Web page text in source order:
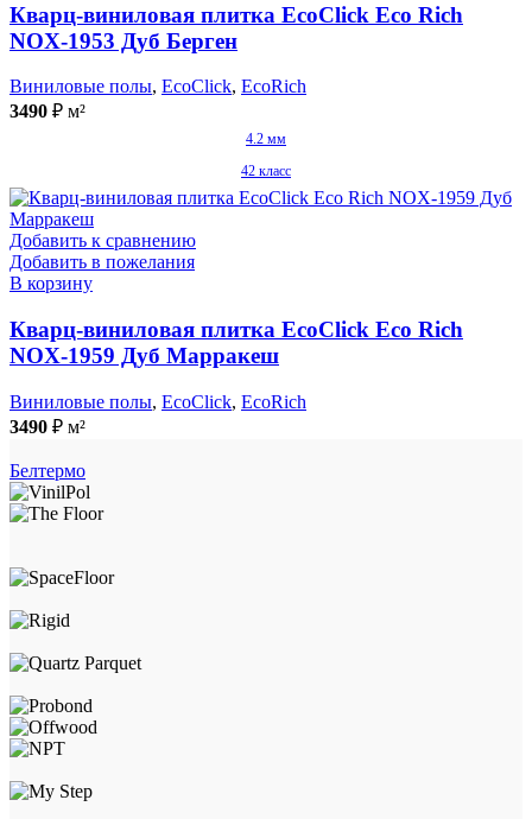
Кварц-виниловая плитка EcoClick Eco Rich
NOX-1953 Дуб Берген
Виниловые полы, EcoClick, EcoRich
3490 ₽ м²
4.2 мм
42 класс
Добавить к сравнению
Добавить в пожелания
В корзину
Кварц-виниловая плитка EcoClick Eco Rich
NOX-1959 Дуб Марракеш
Виниловые полы, EcoClick, EcoRich
3490 ₽ м²
Белтермо